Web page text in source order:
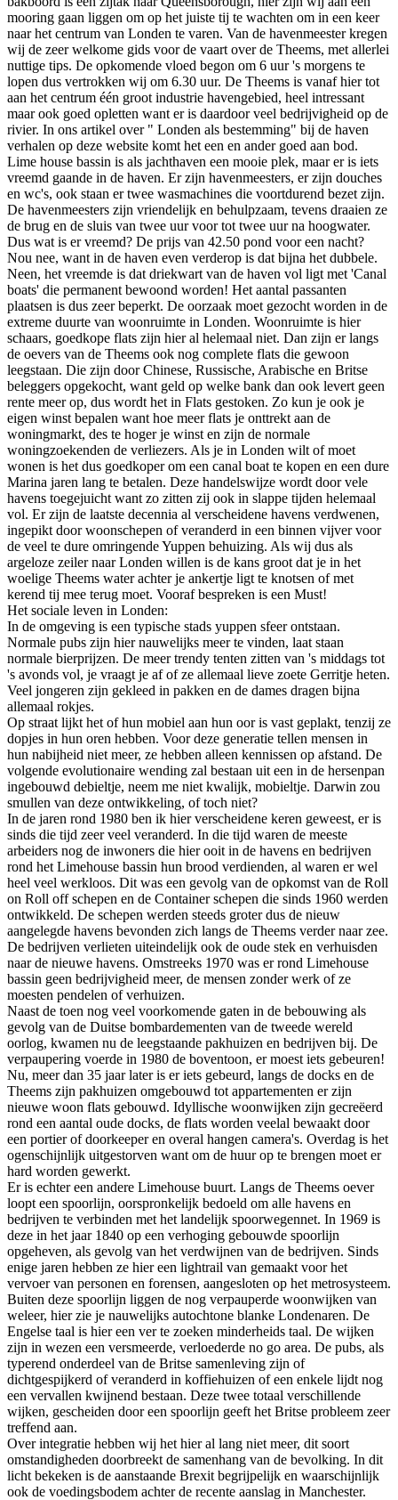
mooring gaan liggen om op het juiste tij te wachten om in een keer
naar het centrum van Londen te varen. Van de havenmeester kregen
wij de zeer welkome gids voor de vaart over de Theems, met allerlei
nuttige tips. De opkomende vloed begon om 6 uur 's morgens te
lopen dus vertrokken wij om 6.30 uur. De Theems is vanaf hier tot
aan het centrum één groot industrie havengebied, heel intressant
maar ook goed opletten want er is daardoor veel bedrijvigheid op de
rivier. In ons artikel over " Londen als bestemming" bij de haven
verhalen op deze website komt het een en ander goed aan bod.
Lime house bassin is als jachthaven een mooie plek, maar er is iets
vreemd gaande in de haven. Er zijn havenmeesters, er zijn douches
en wc's, ook staan er twee wasmachines die voortdurend bezet zijn.
De havenmeesters zijn vriendelijk en behulpzaam, tevens draaien ze
de brug en de sluis van twee uur voor tot twee uur na hoogwater.
Dus wat is er vreemd? De prijs van 42.50 pond voor een nacht?
Nou nee, want in de haven even verderop is dat bijna het dubbele.
Neen, het vreemde is dat driekwart van de haven vol ligt met 'Canal
boats' die permanent bewoond worden! Het aantal passanten
plaatsen is dus zeer beperkt. De oorzaak moet gezocht worden in de
extreme duurte van woonruimte in Londen. Woonruimte is hier
schaars, goedkope flats zijn hier al helemaal niet. Dan zijn er langs
de oevers van de Theems ook nog complete flats die gewoon
leegstaan. Die zijn door Chinese, Russische, Arabische en Britse
beleggers opgekocht, want geld op welke bank dan ook levert geen
rente meer op, dus wordt het in Flats gestoken. Zo kun je ook je
eigen winst bepalen want hoe meer flats je onttrekt aan de
woningmarkt, des te hoger je winst en zijn de normale
woningzoekenden de verliezers. Als je in Londen wilt of moet
wonen is het dus goedkoper om een canal boat te kopen en een dure
Marina jaren lang te betalen. Deze handelswijze wordt door vele
havens toegejuicht want zo zitten zij ook in slappe tijden helemaal
vol. Er zijn de laatste decennia al verscheidene havens verdwenen,
ingepikt door woonschepen of veranderd in een binnen vijver voor
de veel te dure omringende Yuppen behuizing. Als wij dus als
argeloze zeiler naar Londen willen is de kans groot dat je in het
woelige Theems water achter je ankertje ligt te knotsen of met
kerend tij mee terug moet. Vooraf bespreken is een Must!
Het sociale leven in Londen:
In de omgeving is een typische stads yuppen sfeer ontstaan.
Normale pubs zijn hier nauwelijks meer te vinden, laat staan
normale bierprijzen. De meer trendy tenten zitten van 's middags tot
's avonds vol, je vraagt je af of ze allemaal lieve zoete Gerritje heten.
Veel jongeren zijn gekleed in pakken en de dames dragen bijna
allemaal rokjes.
Op straat lijkt het of hun mobiel aan hun oor is vast geplakt, tenzij ze
dopjes in hun oren hebben. Voor deze generatie tellen mensen in
hun nabijheid niet meer, ze hebben alleen kennissen op afstand. De
volgende evolutionaire wending zal bestaan uit een in de hersenpan
ingebouwd debieltje, neem me niet kwalijk, mobieltje. Darwin zou
smullen van deze ontwikkeling, of toch niet?
In de jaren rond 1980 ben ik hier verscheidene keren geweest, er is
sinds die tijd zeer veel veranderd. In die tijd waren de meeste
arbeiders nog de inwoners die hier ooit in de havens en bedrijven
rond het Limehouse bassin hun brood verdienden, al waren er wel
heel veel werkloos. Dit was een gevolg van de opkomst van de Roll
on Roll off schepen en de Container schepen die sinds 1960 werden
ontwikkeld. De schepen werden steeds groter dus de nieuw
aangelegde havens bevonden zich langs de Theems verder naar zee.
De bedrijven verlieten uiteindelijk ook de oude stek en verhuisden
naar de nieuwe havens. Omstreeks 1970 was er rond Limehouse
bassin geen bedrijvigheid meer, de mensen zonder werk of ze
moesten pendelen of verhuizen.
Naast de toen nog veel voorkomende gaten in de bebouwing als
gevolg van de Duitse bombardementen van de tweede wereld
oorlog, kwamen nu de leegstaande pakhuizen en bedrijven bij. De
verpaupering voerde in 1980 de boventoon, er moest iets gebeuren!
Nu, meer dan 35 jaar later is er iets gebeurd, langs de docks en de
Theems zijn pakhuizen omgebouwd tot appartementen er zijn
nieuwe woon flats gebouwd. Idyllische woonwijken zijn gecreëerd
rond een aantal oude docks, de flats worden veelal bewaakt door
een portier of doorkeeper en overal hangen camera's. Overdag is het
ogenschijnlijk uitgestorven want om de huur op te brengen moet er
hard worden gewerkt.
Er is echter een andere Limehouse buurt. Langs de Theems oever
loopt een spoorlijn, oorspronkelijk bedoeld om alle havens en
bedrijven te verbinden met het landelijk spoorwegennet. In 1969 is
deze in het jaar 1840 op een verhoging gebouwde spoorlijn
opgeheven, als gevolg van het verdwijnen van de bedrijven. Sinds
enige jaren hebben ze hier een lightrail van gemaakt voor het
vervoer van personen en forensen, aangesloten op het metrosysteem.
Buiten deze spoorlijn liggen de nog verpauperde woonwijken van
weleer, hier zie je nauwelijks autochtone blanke Londenaren. De
Engelse taal is hier een ver te zoeken minderheids taal. De wijken
zijn in wezen een versmeerde, verloederde no go area. De pubs, als
typerend onderdeel van de Britse samenleving zijn of
dichtgespijkerd of veranderd in koffiehuizen of een enkele lijdt nog
een vervallen kwijnend bestaan. Deze twee totaal verschillende
wijken, gescheiden door een spoorlijn geeft het Britse probleem zeer
treffend aan.
Over integratie hebben wij het hier al lang niet meer, dit soort
omstandigheden doorbreekt de samenhang van de bevolking. In dit
licht bekeken is de aanstaande Brexit begrijpelijk en waarschijnlijk
ook de voedingsbodem achter de recente aanslag in Manchester.